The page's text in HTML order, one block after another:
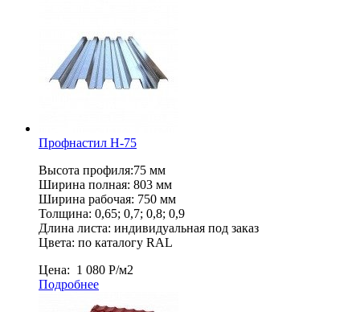
Профнастил Н-75
Высота профиля:75 мм
Ширина полная: 803 мм
Ширина рабочая: 750 мм
Толщина: 0,65; 0,7; 0,8; 0,9
Длина листа: индивидуальная под заказ
Цвета: по каталогу RAL
Цена: 1 080 Р/м2
Подробнее